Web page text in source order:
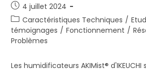
Publication
publiée :
4 juillet 2024
Post
category:
Caractéristiques Techniques /
témoignages / Fonctionnement /
Problèmes
Les humidificateurs AKIMist®